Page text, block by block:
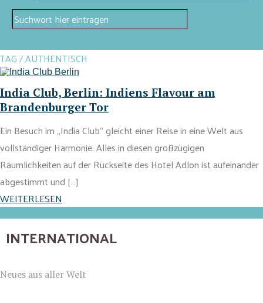
TAG / AUTHENTISCH
India Club, Berlin: Indiens Flavour am
Brandenburger Tor
Ein Besuch im „India Club“ gleicht einer Reise in eine Welt aus
vollständiger Harmonie. Alles in diesen großzügigen
Räumlichkeiten auf der Rückseite des Hotel Adlon ist aufeinander
abgestimmt und […]
WEITERLESEN
INTERNATIONAL
Neues aus aller Welt